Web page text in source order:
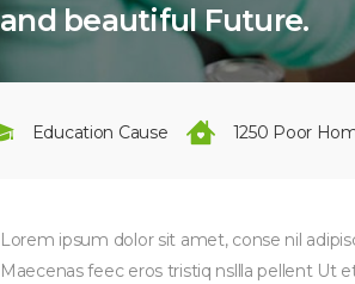
and beautiful Future.
Education Cause 1250 Poor
Lorem ipsum dolor sit amet, conse nil
Maecenas feec eros tristiq nsllla pellent Ut